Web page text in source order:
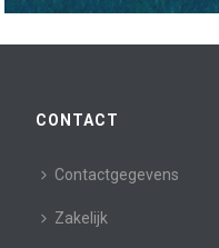
CONTACT
Contactgegevens
Zakelijk